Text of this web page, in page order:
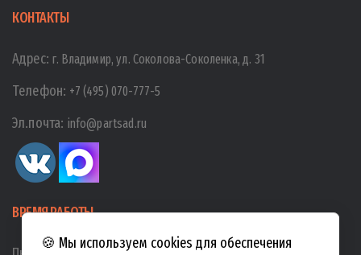
КОНТАКТЫ
Адрес:г. Владимир, ул. Соколова-Соколенка, д. 31
Телефон: +7 (495) 070-777-5
Эл.почта: info@partsad.ru
ВРЕМЯ РАБОТЫ
🍪 Мы используем cookies для обеспечения